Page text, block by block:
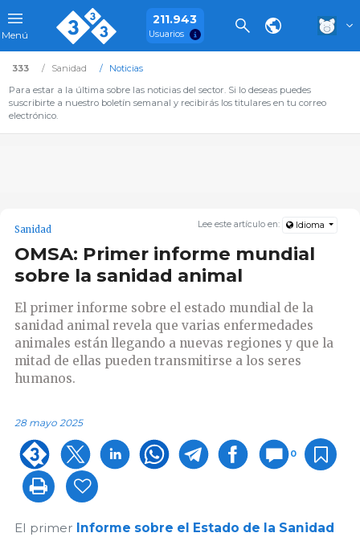
Menú
211.943
Usuarios
333 Sanidad
Noticias
Para estar a la última sobre las noticias del sector. Si lo deseas puedes
suscribirte a nuestro boletín semanal y recibirás los titulares en tu correo
electrónico.
Lee este artículo en: Idioma
Sanidad
OMSA: Primer informe mundial
sobre la sanidad animal
El primer informe sobre el estado mundial de la
sanidad animal revela que varias enfermedades
animales están llegando a nuevas regiones y que la
mitad de ellas pueden transmitirse a los seres
humanos.
28 mayo 2025
0
El primer Informe sobre el Estado de la Sanidad